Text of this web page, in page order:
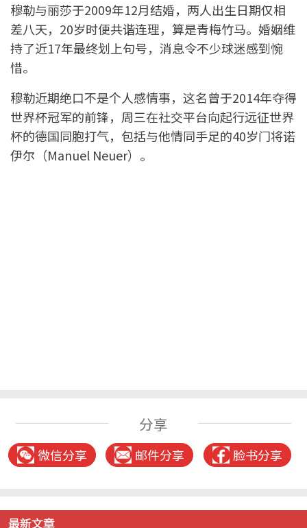
穆勒与丽莎于2009年12月结婚，两人出生日期仅相
差八天，20岁时便共谐连理，算是青梅竹马。婚姻维
持了近17年最终划上句号，消息令不少球迷感到惋
惜。
穆勒近期绝口不是个人感情事，这名曾于2014年夺得
世界杯冠军的前锋，周三在社交平台向起行远征世界
杯的德国同胞打气，包括与他情同手足的40岁门将诺
伊尔（Manuel Neuer）。
分享
微信分享 邮件分享 脸书分享
最新文章